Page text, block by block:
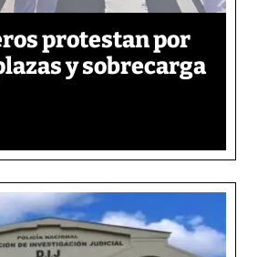
protestan por
y sobrecarga